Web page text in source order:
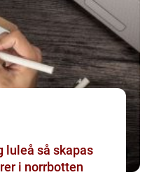
skapas
i norrbotten